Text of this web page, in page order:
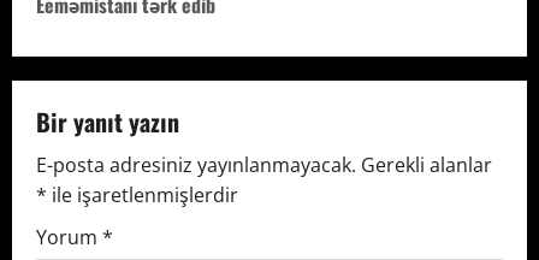
n
a
v
i
g
Bir yanıt yazın
E-posta adresiniz yayınlanmayacak. Gerekli alanlar
* ile işaretlenmişlerdir
Yorum *